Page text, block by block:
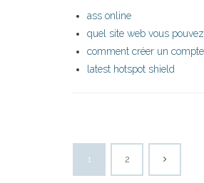
ass online
quel site web vous
comment créer un
latest hotspot shield
1 2